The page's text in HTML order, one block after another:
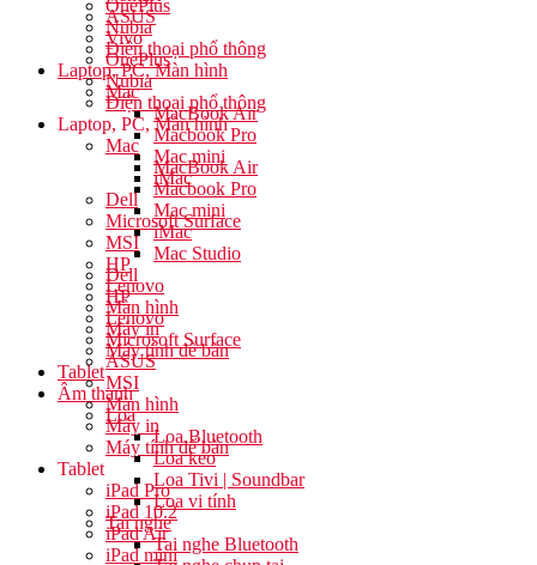
OnePlus
Nubia
Điện thoại phổ thông
Laptop, PC, Màn hình
Mac
MacBook Air
Macbook Pro
Mac mini
iMac
Dell
Microsoft Surface
MSI
HP
Lenovo
Màn hình
Máy in
Máy tính để bàn
Tablet
Âm thanh
Loa
Loa Bluetooth
Loa kéo
Loa Tivi | Soundbar
Loa vi tính
Tai nghe
Tai nghe Bluetooth
ASUS
Vivo
OnePlus
Nubia
Điện thoại phổ thông
Laptop, PC, Màn hình
Mac
MacBook Air
Macbook Pro
Mac mini
iMac
Mac Studio
Dell
HP
Lenovo
Microsoft Surface
ASUS
MSI
Màn hình
Máy in
Máy tính để bàn
Tablet
iPad Pro
iPad 10.2
iPad Air
iPad mini